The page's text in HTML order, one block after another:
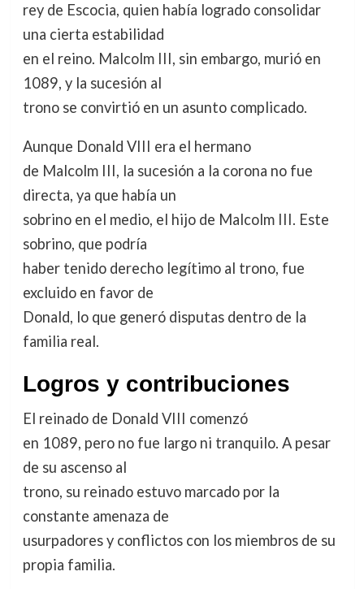
rey de Escocia, quien había logrado consolidar
una cierta estabilidad
en el reino. Malcolm III, sin embargo, murió en
1089, y la sucesión al
trono se convirtió en un asunto complicado.
Aunque Donald VIII era el hermano
de Malcolm III, la sucesión a la corona no fue
directa, ya que había un
sobrino en el medio, el hijo de Malcolm III. Este
sobrino, que podría
haber tenido derecho legítimo al trono, fue
excluido en favor de
Donald, lo que generó disputas dentro de la
familia real.
Logros y contribuciones
El reinado de Donald VIII comenzó
en 1089, pero no fue largo ni tranquilo. A pesar
de su ascenso al
trono, su reinado estuvo marcado por la
constante amenaza de
usurpadores y conflictos con los miembros de su
propia familia.